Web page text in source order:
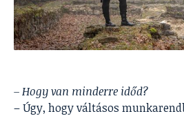
– Hogy van minderre időd?
– Úgy, hogy váltásos